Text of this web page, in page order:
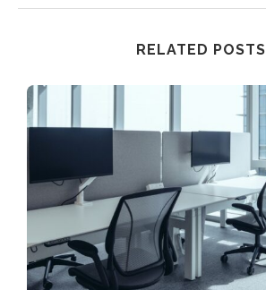
RELATED POSTS